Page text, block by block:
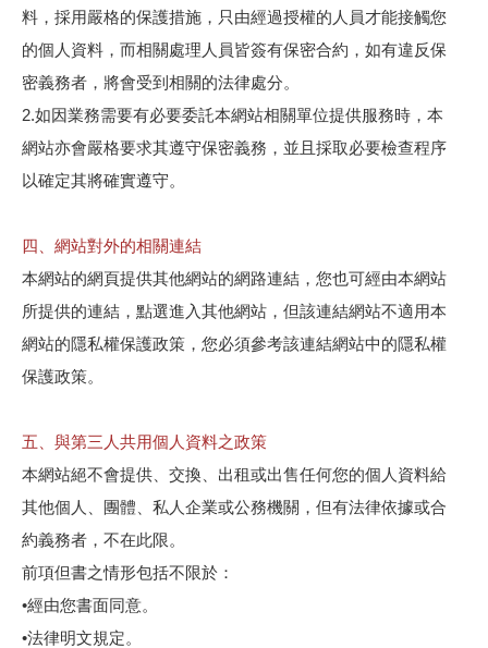
料，採用嚴格的保護措施，只由經過授權的人員才能接觸您
的個人資料，而相關處理人員皆簽有保密合約，如有違反保
密義務者，將會受到相關的法律處分。
2.如因業務需要有必要委託本網站相關單位提供服務時，本
網站亦會嚴格要求其遵守保密義務，並且採取必要檢查程序
以確定其將確實遵守。
四、網站對外的相關連結
本網站的網頁提供其他網站的網路連結，您也可經由本網站
所提供的連結，點選進入其他網站，但該連結網站不適用本
網站的隱私權保護政策，您必須參考該連結網站中的隱私權
保護政策。
五、與第三人共用個人資料之政策
本網站絕不會提供、交換、出租或出售任何您的個人資料給
其他個人、團體、私人企業或公務機關，但有法律依據或合
約義務者，不在此限。
前項但書之情形包括不限於：
•經由您書面同意。
•法律明文規定。